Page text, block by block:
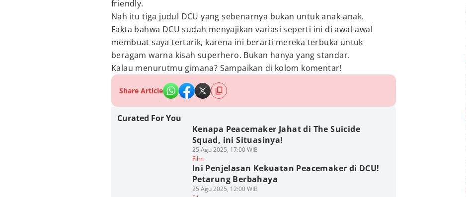
friendly.
Nah itu tiga judul DCU yang sebenarnya bukan untuk anak-anak.
Fakta bahwa DCU sudah menyajikan variasi seperti ini di awal-awal
membuat saya tertarik, karena ini berarti mereka terbuka untuk
beragam warna kisah superhero. Bukan hanya yang standar.
Kalau menurutmu gimana? Sampaikan di kolom komentar!
Share Article
Curated For You
Kenapa Peacemaker Jahat di The Suicide
Squad, ini Situasinya!
25 Agu 2025, 17:00 WIB
Film
Ini Penjelasan Kekuatan Peacemaker di DCU!
Petarung Berbahaya
25 Agu 2025, 12:00 WIB